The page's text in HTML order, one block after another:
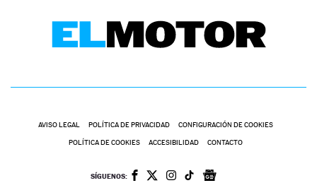
AVISO LEGAL POLÍTICA DE PRIVACIDAD CONFIGURACIÓN DE COOKIES
POLÍTICA DE COOKIES ACCESIBILIDAD CONTACTO
SÍGUENOS: